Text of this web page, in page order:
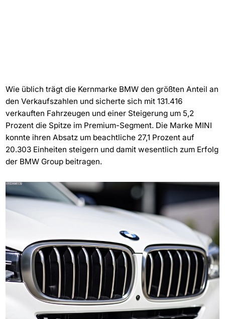
Wie üblich trägt die Kernmarke BMW den größten Anteil an
den Verkaufszahlen und sicherte sich mit 131.416
verkauften Fahrzeugen und einer Steigerung um 5,2
Prozent die Spitze im Premium-Segment. Die Marke MINI
konnte ihren Absatz um beachtliche 27,1 Prozent auf
20.303 Einheiten steigern und damit wesentlich zum Erfolg
der BMW Group beitragen.